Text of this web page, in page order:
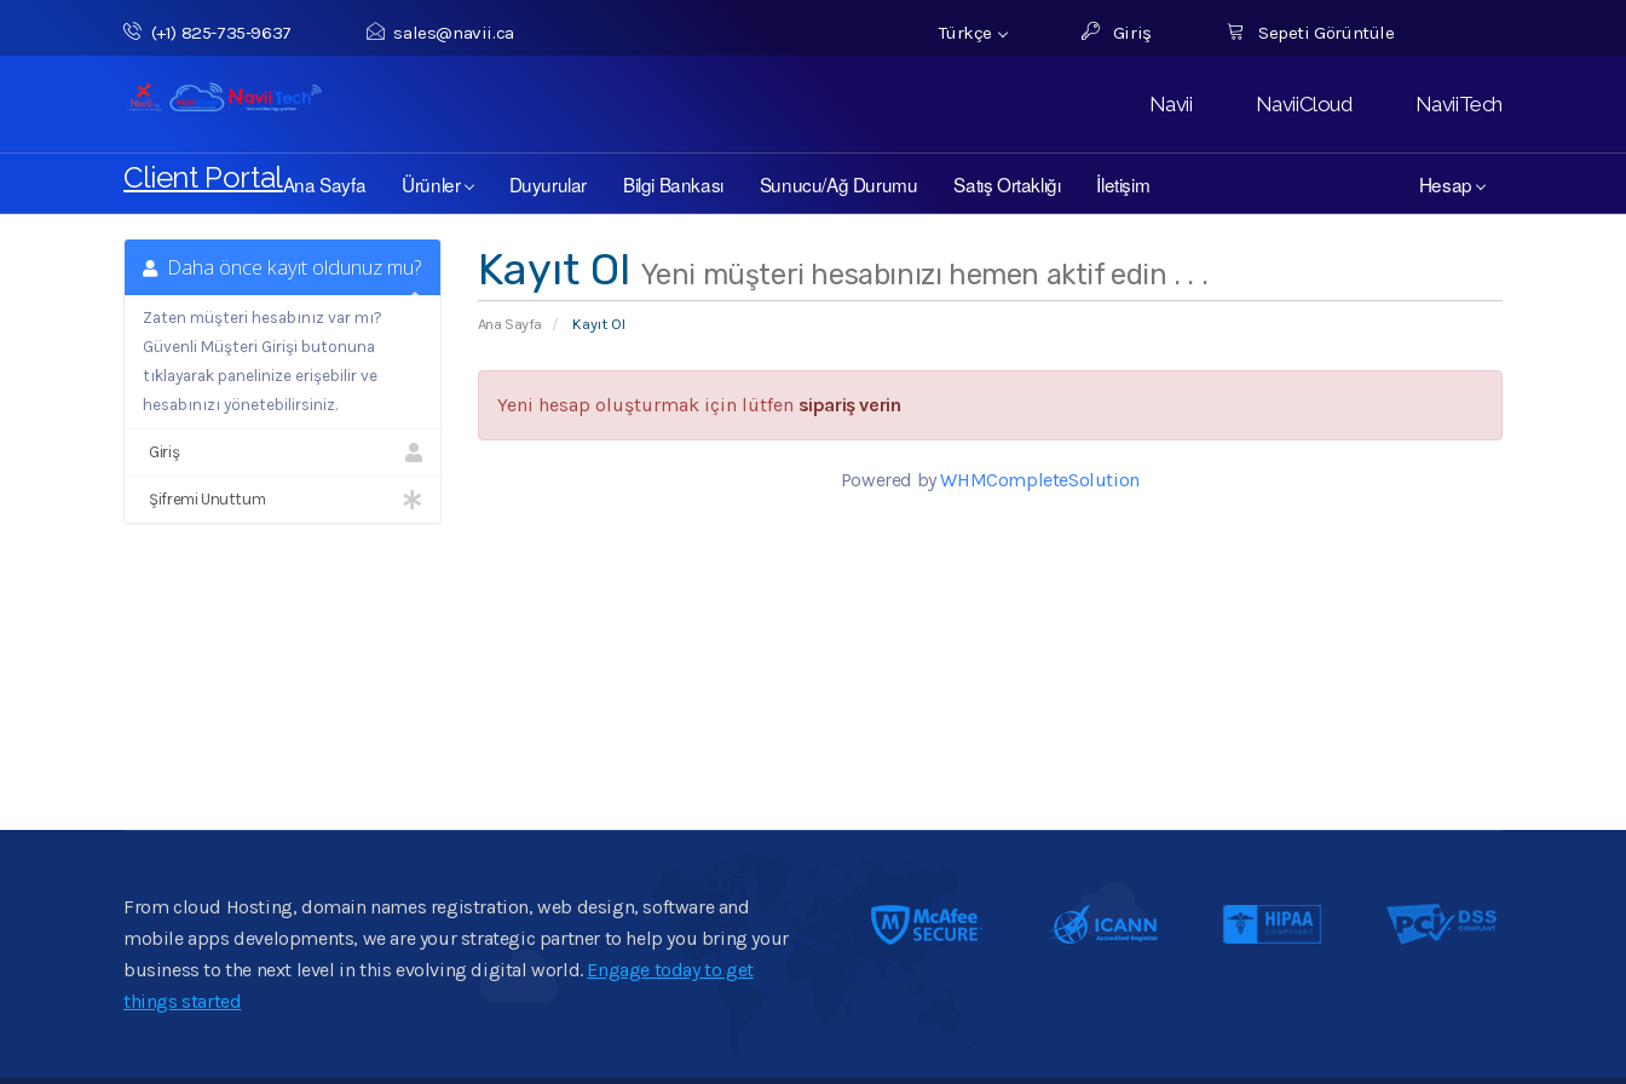
(+1) 825-735‑9637‬ sales@navii.ca Türkçe Giriş Sepeti Görüntüle
Navii NaviiCloud NaviiTech
Client PortalAna Sayfa Ürünler Duyurular Bilgi Bankası Sunucu/Ağ Durumu Satış Ortaklığı İletişim Hesap
Kayıt Ol Yeni müşteri hesabınızı hemen aktif edin . . .
Ana Sayfa Kayıt Ol
Daha önce kayıt oldunuz mu?
Zaten müşteri hesabınız var mı?
Güvenli Müşteri Girişi butonuna
tıklayarak panelinize erişebilir ve
hesabınızı yönetebilirsiniz.
Giriş
Şifremi Unuttum
Yeni hesap oluşturmak için lütfen sipariş verin
Powered byWHMCompleteSolution
From cloud Hosting, domain names registration, web design, software and
mobile apps developments, we are your strategic partner to help you bring your
business to the next level in this evolving digital world. Engage today to get
things started